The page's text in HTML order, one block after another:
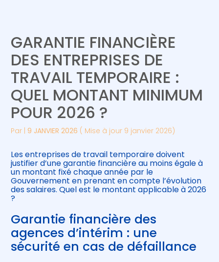
Gérer votre quotidien
Piloter votre entreprise
Développer votre entreprise
Construire votre patrimoine
Être prêt pour la facturation
électronique
Suivre votre comptabilité
Gérer vos ressources humaines
GARANTIE FINANCIÈRE
DES ENTREPRISES DE
TRAVAIL TEMPORAIRE :
QUEL MONTANT MINIMUM
POUR 2026 ?
Par |9 JANVIER 2026 ( Mise à jour 9 janvier 2026)
Les entreprises de travail temporaire doivent
justifier d’une garantie financière au moins égale à
un montant fixé chaque année par le
Gouvernement en prenant en compte l’évolution
des salaires. Quel est le montant applicable à 2026
?
Garantie financière des
agences d’intérim : une
sécurité en cas de défaillance